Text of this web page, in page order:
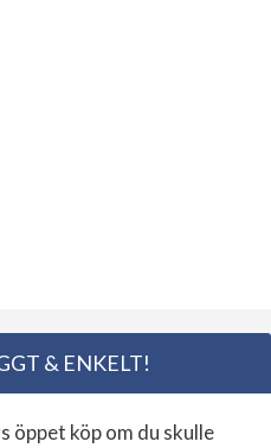
& ENKELT!
öppet köp om du skulle